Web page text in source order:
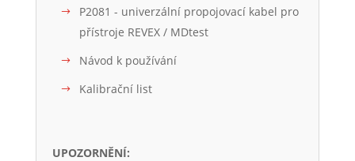
P2081 - univerzální propojovací kabel pro
přístroje REVEX / MDtest
Návod k používání
Kalibrační list
UPOZORNĚNÍ: